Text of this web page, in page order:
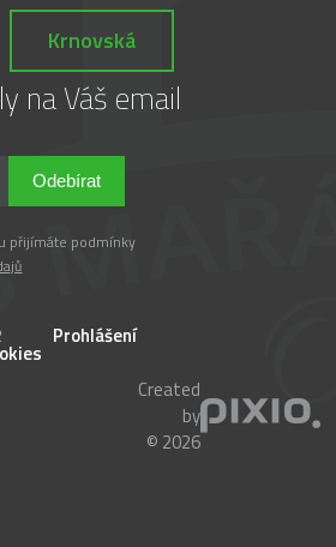
Krnovská
na Váš email
Odebírat
přijímáte podmínky
Prohlášení
Created
by
© 2026